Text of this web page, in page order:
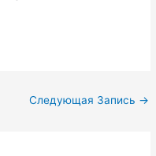
Следующая Запись →